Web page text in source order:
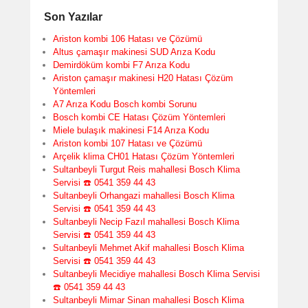
Son Yazılar
Ariston kombi 106 Hatası ve Çözümü
Altus çamaşır makinesi SUD Arıza Kodu
Demirdöküm kombi F7 Arıza Kodu
Ariston çamaşır makinesi H20 Hatası Çözüm
Yöntemleri
A7 Arıza Kodu Bosch kombi Sorunu
Bosch kombi CE Hatası Çözüm Yöntemleri
Miele bulaşık makinesi F14 Arıza Kodu
Ariston kombi 107 Hatası ve Çözümü
Arçelik klima CH01 Hatası Çözüm Yöntemleri
Sultanbeyli Turgut Reis mahallesi Bosch Klima
Servisi ☎️ 0541 359 44 43
Sultanbeyli Orhangazi mahallesi Bosch Klima
Servisi ☎️ 0541 359 44 43
Sultanbeyli Necip Fazıl mahallesi Bosch Klima
Servisi ☎️ 0541 359 44 43
Sultanbeyli Mehmet Akif mahallesi Bosch Klima
Servisi ☎️ 0541 359 44 43
Sultanbeyli Mecidiye mahallesi Bosch Klima Servisi
☎️ 0541 359 44 43
Sultanbeyli Mimar Sinan mahallesi Bosch Klima